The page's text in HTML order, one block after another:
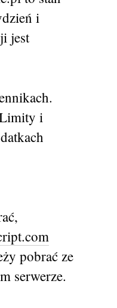
i
jest
i
pobrać ze
serwerze.